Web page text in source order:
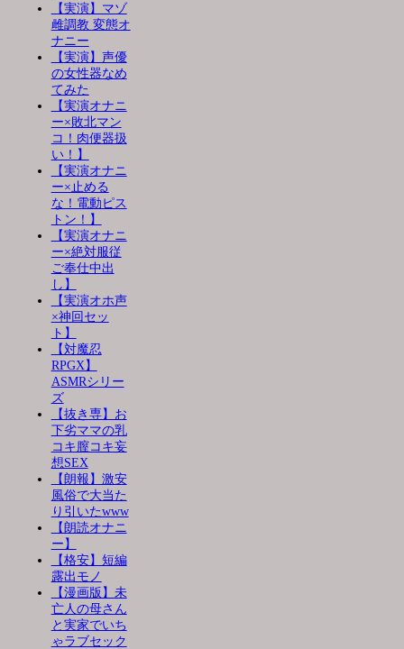
【実演】マゾ
雌調教 変態オ
ナニー
【実演】声優
の女性器なめ
てみた
【実演オナニ
ー×敗北マン
コ！肉便器扱
い！】
【実演オナニ
ー×止める
な！電動ピス
トン！】
【実演オナニ
ー×絶対服従
ご奉仕中出
し】
【実演オホ声
×神回セッ
ト】
【対魔忍
RPGX】
ASMRシリー
ズ
【抜き専】お
下劣ママの乳
コキ膣コキ妄
想SEX
【朗報】激安
風俗で大当た
り引いたwww
【朗読オナニ
ー】
【格安】短編
露出モノ
【漫画版】未
亡人の母さん
と実家でいち
ゃラブセック